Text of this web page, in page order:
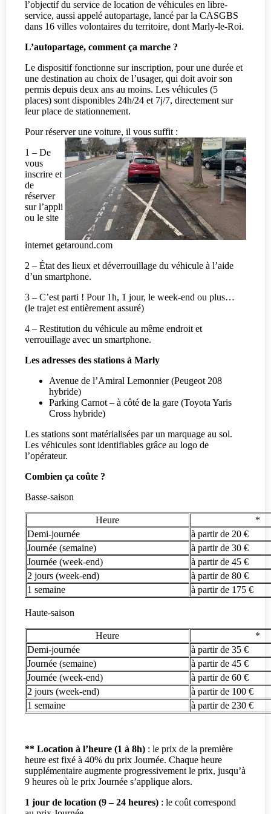
l’objectif du service de location de véhicules en libre-
service, aussi appelé autopartage, lancé par la CASGBS
dans 16 villes volontaires du territoire, dont Marly-le-Roi.
L’autopartage, comment ça marche ?
Le dispositif fonctionne sur inscription, pour une durée et
une destination au choix de l’usager, qui doit avoir son
permis depuis deux ans au moins. Les véhicules (5
places) sont disponibles 24h/24 et 7j/7, directement sur
leur place de stationnement.
Pour réserver une voiture, il vous suffit :
1 – De
vous
inscrire et
de
réserver
sur l’appli
ou le site
internet getaround.com
2 – État des lieux et déverrouillage du véhicule à l’aide
d’un smartphone.
3 – C’est parti ! Pour 1h, 1 jour, le week-end ou plus…
(le trajet est entièrement assuré)
4 – Restitution du véhicule au même endroit et
verrouillage avec un smartphone.
Les adresses des stations à Marly
Avenue de l’Amiral Lemonnier (Peugeot 208
hybride)
Parking Carnot – à côté de la gare (Toyota Yaris
Cross hybride)
Les stations sont matérialisées par un marquage au sol.
Les véhicules sont identifiables grâce au logo de
l’opérateur.
Combien ça coûte ?
Basse-saison
Heure
*
Demi-journée
à partir de 20 €
Journée (semaine)
à partir de 30 €
Journée (week-end)
à partir de 45 €
2 jours (week-end)
à partir de 80 €
1 semaine
à partir de 175 €
Haute-saison
Heure
*
Demi-journée
à partir de 35 €
Journée (semaine)
à partir de 45 €
Journée (week-end)
à partir de 60 €
2 jours (week-end)
à partir de 100 €
1 semaine
à partir de 230 €
** Location à l’heure (1 à 8h) : le prix de la première
heure est fixé à 40% du prix Journée. Chaque heure
supplémentaire augmente progressivement le prix, jusqu’à
9 heures où le prix Journée s’applique alors.
1 jour de location (9 – 24 heures) : le coût correspond